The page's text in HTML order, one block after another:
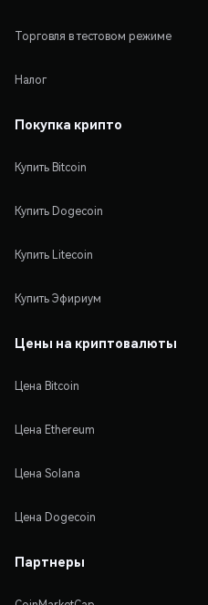
Торговля в тестовом режиме
Налог
Покупка крипто
Купить Bitcoin
Купить Dogecoin
Купить Litecoin
Купить Эфириум
Цены на криптовалюты
Цена Bitcoin
Цена Ethereum
Цена Solana
Цена Dogecoin
Партнеры